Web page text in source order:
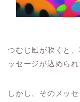
つむじ風が吹くと
ッセージが込められ
しかし、そのメッ